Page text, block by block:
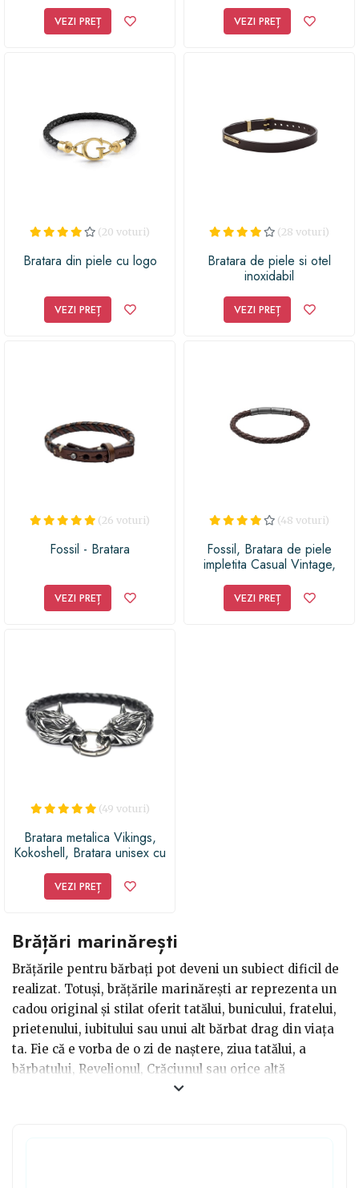
VEZI PREȚ VEZI PREȚ
(20 voturi)
Bratara din piele cu logo
VEZI PREȚ
(28 voturi)
Bratara de piele si otel
inoxidabil
VEZI PREȚ
(26 voturi)
Fossil - Bratara
VEZI PREȚ
(48 voturi)
Fossil, Bratara de piele
impletita Casual Vintage,
VEZI PREȚ
(49 voturi)
Bratara metalica Vikings,
Kokoshell, Bratara unisex cu
VEZI PREȚ
Brățări marinărești
Brățările pentru bărbați pot deveni un subiect dificil de
realizat. Totuși, brățările marinărești ar reprezenta un
cadou original și stilat oferit tatălui, bunicului, fratelui,
prietenului, iubitului sau unui alt bărbat drag din viața
ta. Fie că e vorba de o zi de naștere, ziua tatălui, a
bărbatului, Revelionul, Crăciunul sau orice altă
sărbătoare religioasă, brățările marinărești au farmecul